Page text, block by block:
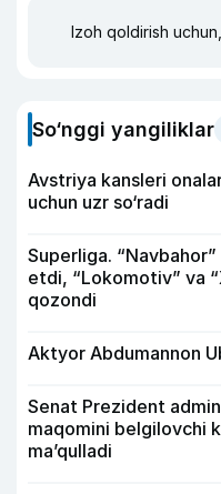
Izoh qoldirish
So‘nggi yangiliklar
Avstriya kansleri
uchun uzr so‘radi
Superliga. “Navbahor”
etdi, “Lokomotiv” va
qozondi
Aktyor Abdu­mannon
Senat Prezident
maqomini belgilovchi
ma’qulladi